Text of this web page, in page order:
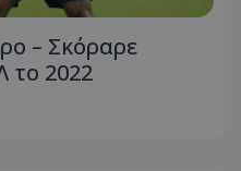
– Σκόραρε
το 2022